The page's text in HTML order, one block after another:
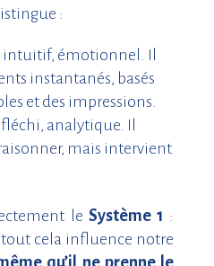
:
intuitif, émotionnel. Il
instantanés, basés
et des impressions.
analytique. Il
mais intervient
le Système 1 :
cela influence notre
qu’il ne prenne le